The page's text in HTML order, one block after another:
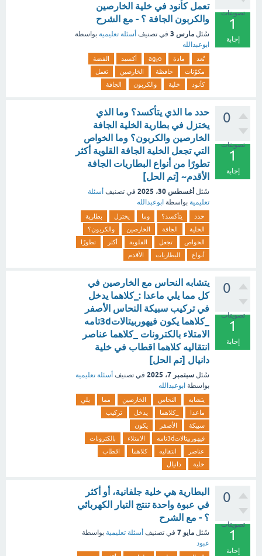
تصويتات
1
إجابة
تعمل كأنود في خلية الخارصين
والكربون الجافة ؟ - مع الشرح
سُئل مارس 3 في تصنيف أسئلة تعليمية بواسطة
ابوعبدالله
تُعد مادة ag₂o أكسيد
الفضة
مكوّنات
حافظة الخارصين
تعمل
كأنود
خلية والكربون الجافة
0
تصويتات
1
إجابة
حدد ما الذي يتأكسد؟ وما الذي
يختزل في بطارية الخلية الجافة
الخارصين والكربون؟ وما الخواص
التي تجعل الخلية الجافة القلوية أكثر
تطورًا من أنواع البطاريات الجافة
الأقدم~ [تم الحل]
سُئل أغسطس 30، 2025 في تصنيف أسئلة
تعليمية بواسطة ابوعبدالله
حدد يتأكسد؟ وما يختزل
بطارية
الخلية
الجافة الخارصين
والكربون؟
الخواص
تجعل القلوية أكثر
تطورًا
أنواع
البطاريات الأقدم
0
تصويتات
1
إجابة
يتشابه النحاس مع الخارصين في
كل مما يلي ماعدا :_كلاهما يدخل
في تركيب سبيكة النحاس الأصفر
_كلاهما يكون فيهوربيتالات3dتامه
الامتلاء بالكترونات _كلاهما عناصر
انتقاليه كلاهما اقطاب في خلية
دانيال [تم الحل]
سُئل سبتمبر 7، 2025 في تصنيف أسئلة تعليمية
بواسطة ابوعبدالله
يتشابه النحاس الخارصين مما
يلي
ماعدا
_كلاهما يدخل
تركيب
سبيكة
الأصفر
يكون
فيهوربيتالات3dتامه
الامتلاء
بالكترونات
عناصر
انتقاليه كلاهما
اقطاب
خلية
دانيال
0
تصويتات
1
إجابة
البطارية هي خلية جلفانية، أو أكثر
في عبوة واحدة تنتج التيار الكهربائي
؟ - مع الشرح
سُئل مايو 7 في تصنيف أسئلة تعليمية بواسطة
عبود